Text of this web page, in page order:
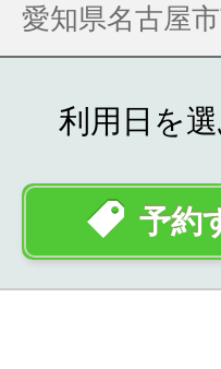
愛知県名古屋
利用日を
予約